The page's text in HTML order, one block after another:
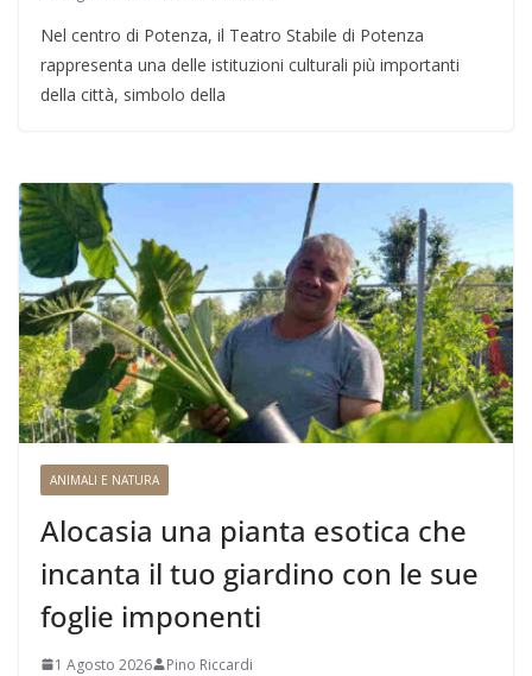
Nel centro di Potenza, il Teatro Stabile di Potenza
rappresenta una delle istituzioni culturali più importanti
della città, simbolo della
ANIMALI E NATURA
Alocasia una pianta esotica che
incanta il tuo giardino con le sue
foglie imponenti
1 Agosto 2026 Pino Riccardi